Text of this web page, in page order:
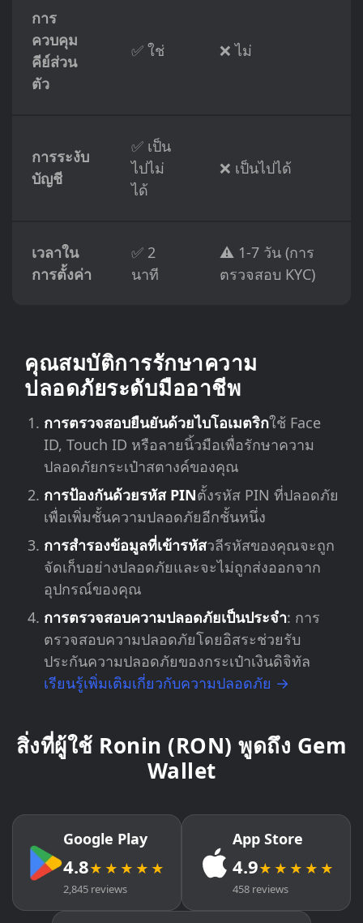
การ
ควบคุม
คีย์ส่วน
ตัว
✅ ใช่ ❌ ไม่
การระงับ
บัญชี
✅ เป็น
ไปไม่
ได้
❌ เป็นไปได้
เวลาใน
การตั้งค่า
✅ 2
นาที
⚠️ 1-7 วัน (การ
ตรวจสอบ KYC)
คุณสมบัติการรักษาความ
ปลอดภัยระดับมืออาชีพ
การตรวจสอบยืนยันด้วยไบโอเมตริกใช้ Face
ID, Touch ID หรือลายนิ้วมือเพื่อรักษาความ
ปลอดภัยกระเป๋าสตางค์ของคุณ
การป้องกันด้วยรหัส PINตั้งรหัส PIN ที่ปลอดภัย
เพื่อเพิ่มชั้นความปลอดภัยอีกชั้นหนึ่ง
การสำรองข้อมูลที่เข้ารหัสวลีรหัสของคุณจะถูก
จัดเก็บอย่างปลอดภัยและจะไม่ถูกส่งออกจาก
อุปกรณ์ของคุณ
การตรวจสอบความปลอดภัยเป็นประจำ: การ
ตรวจสอบความปลอดภัยโดยอิสระช่วยรับ
ประกันความปลอดภัยของกระเป๋าเงินดิจิทัล
เรียนรู้เพิ่มเติมเกี่ยวกับความปลอดภัย →
สิ่งที่ผู้ใช้ Ronin (RON) พูดถึง Gem
Wallet
Google Play
4.8★★★★★
2,845 reviews
App Store
4.9★★★★★
458 reviews